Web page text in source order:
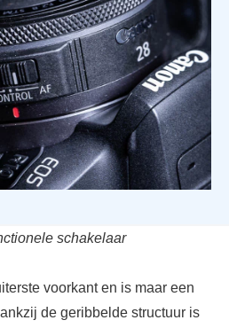
schakelaar
voorkant en is maar een
de geribbelde structuur is